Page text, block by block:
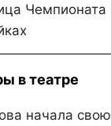
Чемпионата
в театре
начала свою